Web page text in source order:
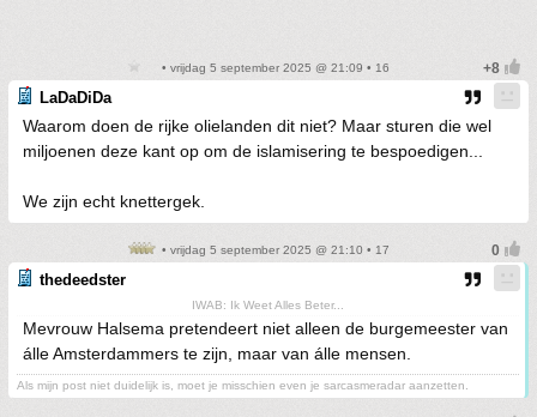
• vrijdag 5 september 2025 @ 21:09 • 16
LaDaDiDa
Waarom doen de rijke olielanden dit niet? Maar sturen die wel
miljoenen deze kant op om de islamisering te bespoedigen...
We zijn echt knettergek.
• vrijdag 5 september 2025 @ 21:10 • 17
thedeedster
IWAB: Ik Weet Alles Beter...
Mevrouw Halsema pretendeert niet alleen de burgemeester van
álle Amsterdammers te zijn, maar van álle mensen.
Als mijn post niet duidelijk is, moet je misschien even je sarcasmeradar aanzetten.